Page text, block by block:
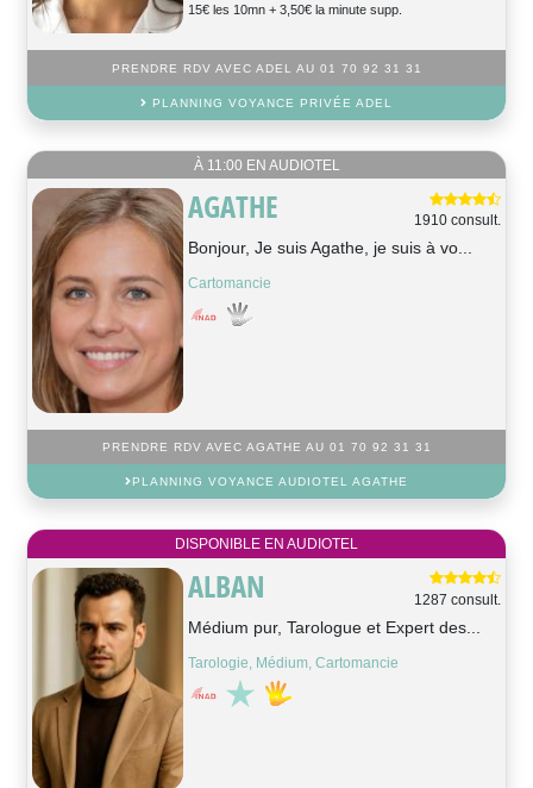
15€ les 10mn + 3,50€ la minute supp.
PRENDRE RDV AVEC ADEL AU 01 70 92 31 31
PLANNING VOYANCE PRIVÉE ADEL
À 11:00 EN AUDIOTEL
AGATHE 1910 consult.
Bonjour, Je suis Agathe, je suis à vo...
Cartomancie
PRENDRE RDV AVEC AGATHE AU 01 70 92 31 31
PLANNING VOYANCE AUDIOTEL AGATHE
DISPONIBLE EN AUDIOTEL
ALBAN 1287 consult.
Médium pur, Tarologue et Expert des...
Tarologie, Médium, Cartomancie